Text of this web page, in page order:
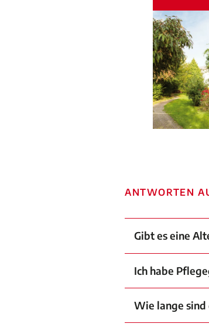
ANTWORTEN
Gibt es eine
Ich habe
Wie lange